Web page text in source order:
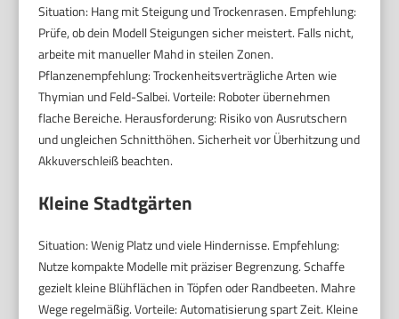
Situation: Hang mit Steigung und Trockenrasen. Empfehlung:
Prüfe, ob dein Modell Steigungen sicher meistert. Falls nicht,
arbeite mit manueller Mahd in steilen Zonen.
Pflanzenempfehlung: Trockenheitsverträgliche Arten wie
Thymian und Feld-Salbei. Vorteile: Roboter übernehmen
flache Bereiche. Herausforderung: Risiko von Ausrutschern
und ungleichen Schnitthöhen. Sicherheit vor Überhitzung und
Akkuverschleiß beachten.
Kleine Stadtgärten
Situation: Wenig Platz und viele Hindernisse. Empfehlung:
Nutze kompakte Modelle mit präziser Begrenzung. Schaffe
gezielt kleine Blühflächen in Töpfen oder Randbeeten. Mahre
Wege regelmäßig. Vorteile: Automatisierung spart Zeit. Kleine